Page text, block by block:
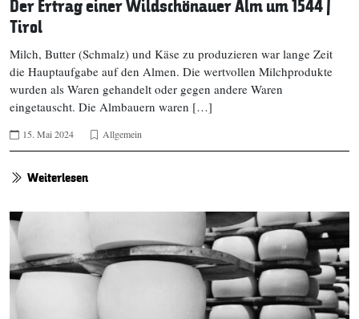
Der Ertrag einer Wildschönauer Alm um 1544 |
Tirol
Milch, Butter (Schmalz) und Käse zu produzieren war lange Zeit
die Hauptaufgabe auf den Almen. Die wertvollen Milchprodukte
wurden als Waren gehandelt oder gegen andere Waren
eingetauscht. Die Almbauern waren […]
15. Mai 2024 Allgemein
Weiterlesen